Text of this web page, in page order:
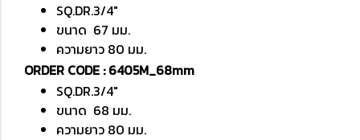
SQ.DR.3/4"
ขนาด 67 มม.
ความยาว 80 มม.
ORDER CODE : 6405M_68mm
SQ.DR.3/4"
ขนาด 68 มม.
ความยาว 80 มม.